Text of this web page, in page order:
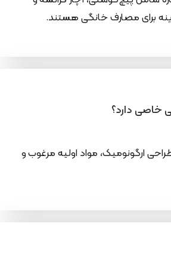
برای مصارف خانگی هستند.
ارگونومیک، مواد اولیه مرغوب و